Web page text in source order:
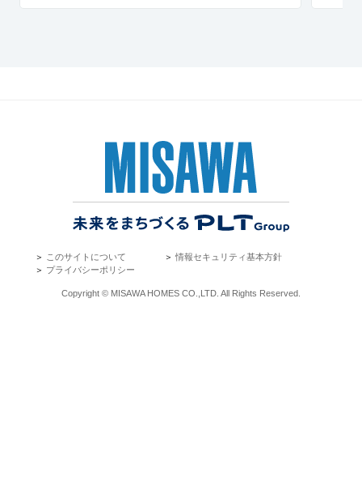
＞ このサイトについて ＞情報セキュリティ基本方針
＞ プライバシーポリシー
Copyright © MISAWA HOMES CO.,LTD. All Rights Reserved.